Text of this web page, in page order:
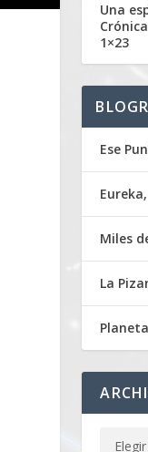
Una
1×23
Ese
Miles
La